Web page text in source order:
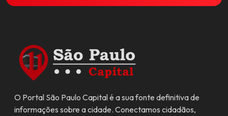
O Portal São Paulo Capital é a sua fonte definitiva de
informações sobre a cidade. Conectamos cidadãos,